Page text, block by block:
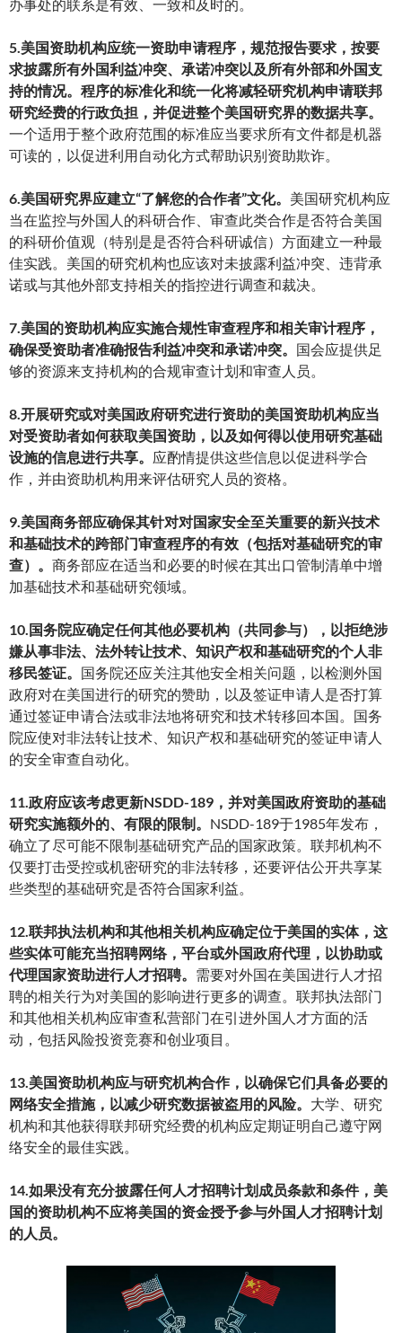
办事处的联系是有效、一致和及时的。
5.美国资助机构应统一资助申请程序，规范报告要求，按要
求披露所有外国利益冲突、承诺冲突以及所有外部和外国支
持的情况。程序的标准化和统一化将减轻研究机构申请联邦
研究经费的行政负担，并促进整个美国研究界的数据共享。
一个适用于整个政府范围的标准应当要求所有文件都是机器
可读的，以促进利用自动化方式帮助识别资助欺诈。
6.美国研究界应建立“了解您的合作者”文化。 美国研究机构应
当在监控与外国人的科研合作、审查此类合作是否符合美国
的科研价值观（特别是是否符合科研诚信）方面建立一种最
佳实践。美国的研究机构也应该对未披露利益冲突、违背承
诺或与其他外部支持相关的指控进行调查和裁决。
7.美国的资助机构应实施合规性审查程序和相关审计程序，
确保受资助者准确报告利益冲突和承诺冲突。 国会应提供足
够的资源来支持机构的合规审查计划和审查人员。
8.开展研究或对美国政府研究进行资助的美国资助机构应当
对受资助者如何获取美国资助，以及如何得以使用研究基础
设施的信息进行共享。 应酌情提供这些信息以促进科学合
作，并由资助机构用来评估研究人员的资格。
9.美国商务部应确保其针对对国家安全至关重要的新兴技术
和基础技术的跨部门审查程序的有效（包括对基础研究的审
查）。 商务部应在适当和必要的时候在其出口管制清单中增
加基础技术和基础研究领域。
10.国务院应确定任何其他必要机构（共同参与），以拒绝涉
嫌从事非法、法外转让技术、知识产权和基础研究的个人非
移民签证。 国务院还应关注其他安全相关问题，以检测外国
政府对在美国进行的研究的赞助，以及签证申请人是否打算
通过签证申请合法或非法地将研究和技术转移回本国。国务
院应使对非法转让技术、知识产权和基础研究的签证申请人
的安全审查自动化。
11.政府应该考虑更新NSDD-189，并对美国政府资助的基础
研究实施额外的、有限的限制。 NSDD-189于1985年发布，
确立了尽可能不限制基础研究产品的国家政策。联邦机构不
仅要打击受控或机密研究的非法转移，还要评估公开共享某
些类型的基础研究是否符合国家利益。
12.联邦执法机构和其他相关机构应确定位于美国的实体，这
些实体可能充当招聘网络，平台或外国政府代理，以协助或
代理国家资助进行人才招聘。 需要对外国在美国进行人才招
聘的相关行为对美国的影响进行更多的调查。联邦执法部门
和其他相关机构应审查私营部门在引进外国人才方面的活
动，包括风险投资竞赛和创业项目。
13.美国资助机构应与研究机构合作，以确保它们具备必要的
网络安全措施，以减少研究数据被盗用的风险。 大学、研究
机构和其他获得联邦研究经费的机构应定期证明自己遵守网
络安全的最佳实践。
14.如果没有充分披露任何人才招聘计划成员条款和条件，美
国的资助机构不应将美国的资金授予参与外国人才招聘计划
的人员。